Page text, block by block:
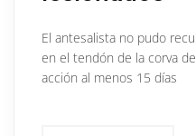
El antesalista no pudo
en el tendón de la corva
acción al menos 15 días